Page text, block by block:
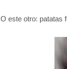
O este otro: patatas